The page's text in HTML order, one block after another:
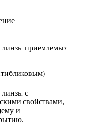
приемлемых
с
свойствами,
и